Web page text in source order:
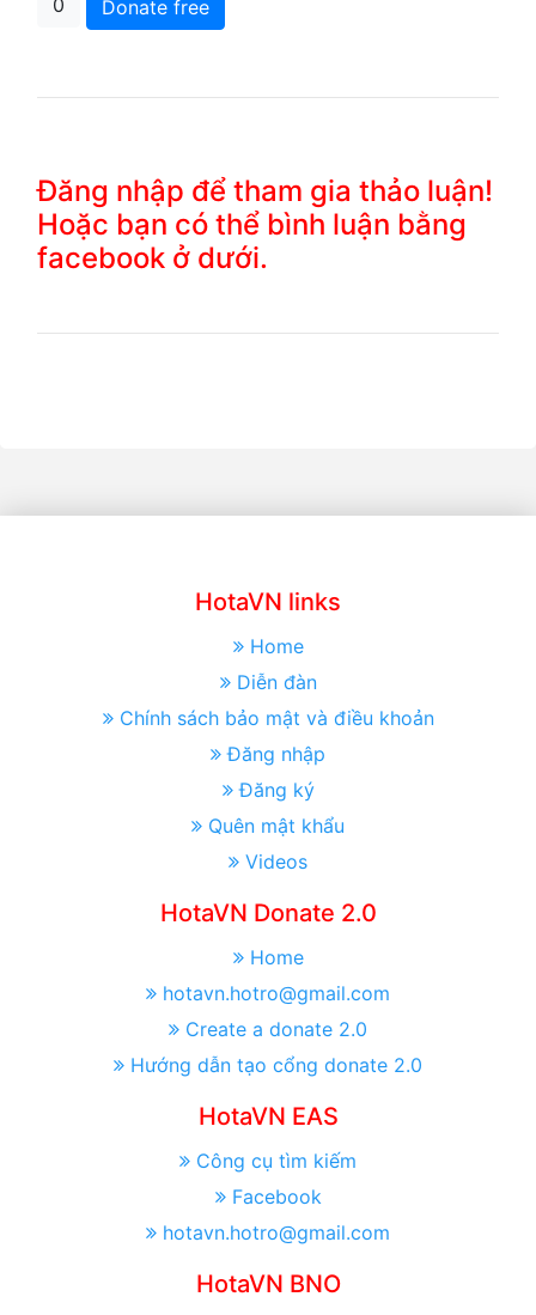
0 Donate free
Đăng nhập để tham gia thảo luận!
Hoặc bạn có thể bình luận bằng
facebook ở dưới.
HotaVN links
Home
Diễn đàn
Chính sách bảo mật và điều khoản
Đăng nhập
Đăng ký
Quên mật khẩu
Videos
HotaVN Donate 2.0
Home
hotavn.hotro@gmail.com
Create a donate 2.0
Hướng dẫn tạo cổng donate 2.0
HotaVN EAS
Công cụ tìm kiếm
Facebook
hotavn.hotro@gmail.com
HotaVN BNO